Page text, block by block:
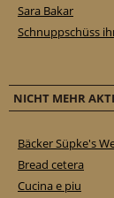
Sara Bakar
Schnuppschüss
NICHT MEHR
Bäcker Süpke's
Bread cetera
Cucina e piu